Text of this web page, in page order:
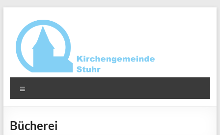
springen
Ev.-
luth.
Kirchengemeinde
Bücherei